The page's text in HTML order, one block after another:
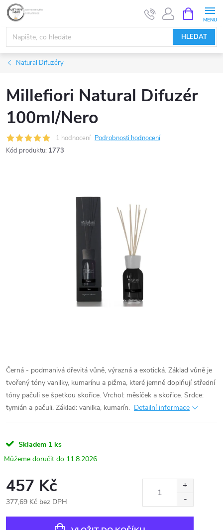
Přejít
obsah
HLEDAT
NÁKUPNÍ
KOŠÍK
Natural Difuzéry
Millefiori Natural Difuzér
100ml/Nero
1 hodnocení Podrobnosti hodnocení
Kód produktu: 1773
Černá - podmanivá dřevitá vůně, výrazná a exotická. Základ vůně je
tvořený tóny vanilky, kumarínu a pižma, které jemně doplňují střední
tóny pačuli se špetkou skořice. Vrchol: měsíček a skořice. Srdce:
tymián a pačuli. Základ: vanilka, kumarín. Detailní informace
Skladem 1 ks
11.8.2026
457 Kč
377,69 Kč bez DPH